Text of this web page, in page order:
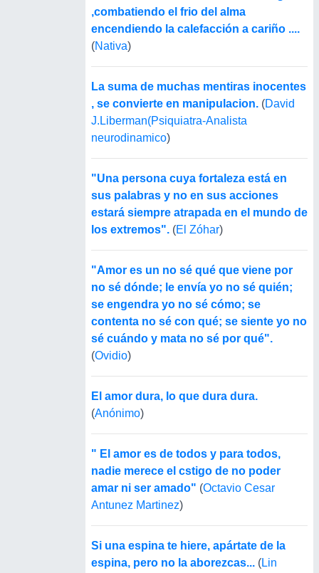
,combatiendo el frio del alma
encendiendo la calefacción a cariño ....
(Nativa)
La suma de muchas mentiras inocentes
, se convierte en manipulacion. (David
J.Liberman(Psiquiatra-Analista
neurodinamico)
"Una persona cuya fortaleza está en
sus palabras y no en sus acciones
estará siempre atrapada en el mundo de
los extremos". (El Zóhar)
"Amor es un no sé qué que viene por
no sé dónde; le envía yo no sé quién;
se engendra yo no sé cómo; se
contenta no sé con qué; se siente yo no
sé cuándo y mata no sé por qué".
(Ovidio)
El amor dura, lo que dura dura.
(Anónimo)
" El amor es de todos y para todos,
nadie merece el cstigo de no poder
amar ni ser amado" (Octavio Cesar
Antunez Martinez)
Si una espina te hiere, apártate de la
espina, pero no la aborezcas... (Lin